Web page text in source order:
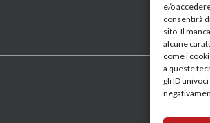
e/o
consentirà
sito. Il
alcune
come i
a queste
gli ID